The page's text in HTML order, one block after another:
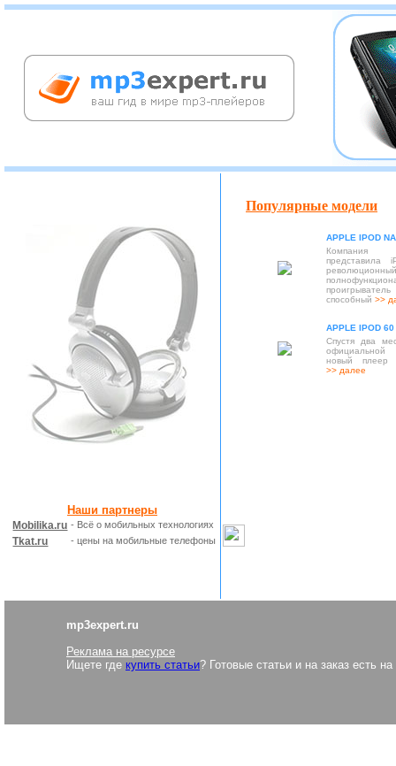
Наши партнеры
Mobilika.ru - Всё о мобильных технологиях
Tkat.ru - цены на мобильные телефоны
Популярные модели
APPLE IPOD
представила
революционный
способный >>
APPLE IPOD
Спустя два
официальной
новый плеер
>> далее
mp3expert.ru
Реклама на ресурсе
Ищете где купить статьи? Готовые статьи и на заказ есть